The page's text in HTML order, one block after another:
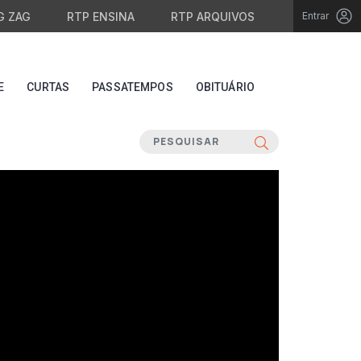
ZAG RTP ENSINA RTP ARQUIVOS Entrar
CURTAS PASSATEMPOS OBITUÁRIO